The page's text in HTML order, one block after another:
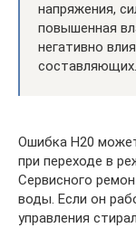
напряжения,
повышенная
негативно
составляющих.
Ошибка Н20
при переходе в
Сервисного
воды. Если он
управления